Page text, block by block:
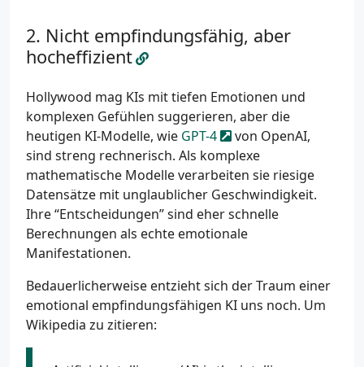
Nicht empfindungsfähig, aber
hocheffizient
Hollywood mag KIs mit tiefen Emotionen und
komplexen Gefühlen suggerieren, aber die
heutigen KI-Modelle, wie GPT-4
von OpenAI,
sind streng rechnerisch. Als komplexe
mathematische Modelle verarbeiten sie riesige
Datensätze mit unglaublicher Geschwindigkeit.
Ihre “Entscheidungen” sind eher schnelle
Berechnungen als echte emotionale
Manifestationen.
Bedauerlicherweise entzieht sich der Traum einer
emotional empfindungsfähigen KI uns noch. Um
Wikipedia zu zitieren: